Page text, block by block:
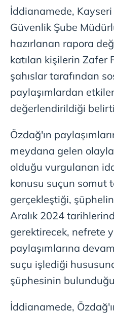
İddianamede,
Güvenlik Şube
hazırlanan rapora
katılan kişilerin Zafer
şahıslar tarafından
paylaşımlardan
değerlendirildiği
Özdağ'ın
meydana gelen
olduğu vurgulanan
konusu suçun somut
gerçekleştiği,
Aralık 2024
gerektirecek, nefrete
paylaşımlarına
suçu işlediği
şüphesinin bulunduğu
İddianamede,